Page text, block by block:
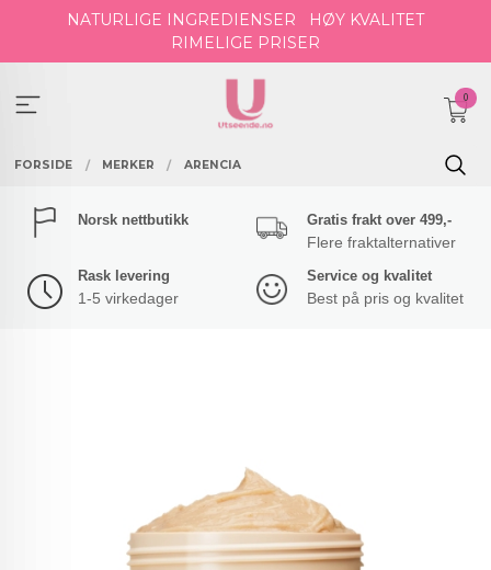
NATURLIGE INGREDIENSER
HØY KVALITET
RIMELIGE PRISER
0
FORSIDE MERKER ARENCIA
Norsk nettbutikk Gratis frakt over 499,-
Flere fraktalternativer
Rask levering
1-5 virkedager
Service og kvalitet
Best på pris og kvalitet